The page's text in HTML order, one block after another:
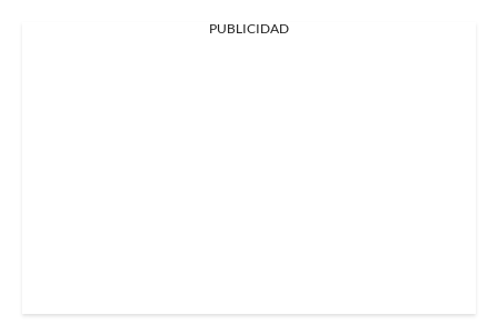
PUBLICIDAD